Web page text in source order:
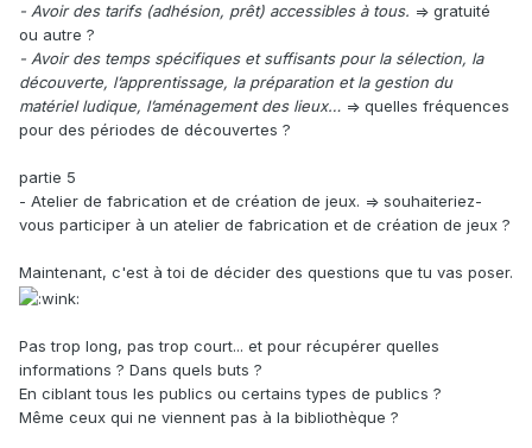
- Avoir des tarifs (adhésion, prêt) accessibles à tous. => gratuité
ou autre ?
- Avoir des temps spécifiques et suffisants pour la sélection, la
découverte, l’apprentissage, la préparation et la gestion du
matériel ludique, l’aménagement des lieux… => quelles fréquences
pour des périodes de découvertes ?
partie 5
- Atelier de fabrication et de création de jeux. => souhaiteriez-
vous participer à un atelier de fabrication et de création de jeux ?
Maintenant, c'est à toi de décider des questions que tu vas poser.
Pas trop long, pas trop court... et pour récupérer quelles
informations ? Dans quels buts ?
En ciblant tous les publics ou certains types de publics ?
Même ceux qui ne viennent pas à la bibliothèque ?